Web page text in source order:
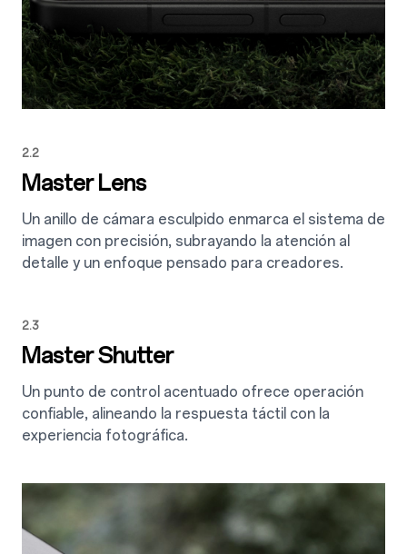
2.2
Master Lens
Un anillo de cámara esculpido enmarca el sistema de
imagen con precisión, subrayando la atención al
detalle y un enfoque pensado para creadores.
2.3
Master Shutter
Un punto de control acentuado ofrece operación
confiable, alineando la respuesta táctil con la
experiencia fotográfica.